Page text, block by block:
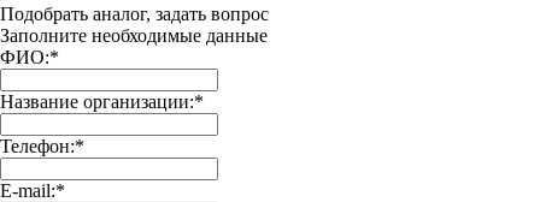
Подобрать аналог, задать вопрос
Заполните необходимые данные
ФИО:*
Название организации:*
Телефон:*
E-mail:*